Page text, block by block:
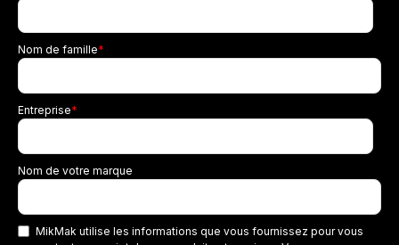
Nom de famille*
Entreprise*
Nom de votre marque
MikMak utilise les informations que vous fournissez pour vous